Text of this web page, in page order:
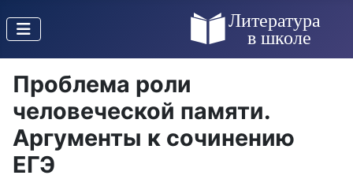
Проблема роли
человеческой памяти.
Аргументы к сочинению
ЕГЭ